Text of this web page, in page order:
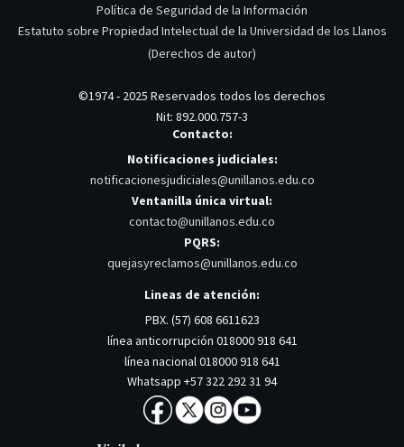
Política de Seguridad de la Información
Estatuto sobre Propiedad Intelectual de la Universidad de los Llanos
(Derechos de autor)
©1974 - 2025 Reservados todos los derechos
Nit: 892.000.757-3
Contacto:
Notificaciones judiciales:
notificacionesjudiciales@unillanos.edu.co
Ventanilla única virtual:
contacto@unillanos.edu.co
PQRS:
quejasyreclamos@unillanos.edu.co
Lineas de atención:
PBX. (57) 608 6611623
línea anticorrupción 018000 918 641
línea nacional 018000 918 641
Whatsapp +57 322 292 31 94